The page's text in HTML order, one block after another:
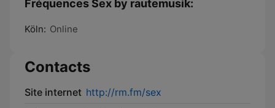
Fréquences Sex by rautemusik:
Köln: Online
Contacts
Site internet http://rm.fm/sex